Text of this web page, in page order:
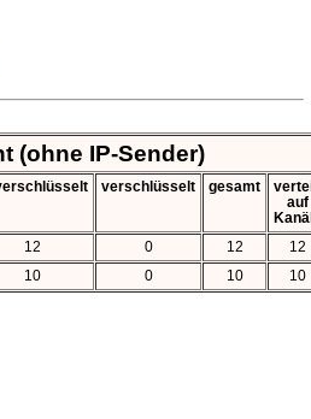
(ohne IP-Sender)
verschlüsselt gesamt
auf
12 0 12
12
10 0 10 10